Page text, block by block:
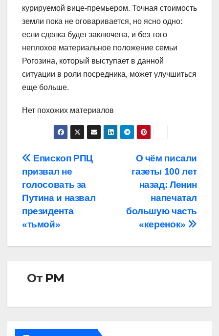
курируемой вице-премьером. Точная стоимость
земли пока не оговаривается, но ясно одно:
если сделка будет заключена, и без того
неплохое материальное положение семьи
Рогозина, который выступает в данной
ситуации в роли посредника, может улучшиться
еще больше.
Нет похожих материалов
Навигация
по
записям
О чём писали
газеты 100 лет
назад: Ленин
напечатал
большую часть
«керенок»
Епископ РПЦ
призвал не
голосовать за
Путина и назвал
президента
«тьмой»
От РМ